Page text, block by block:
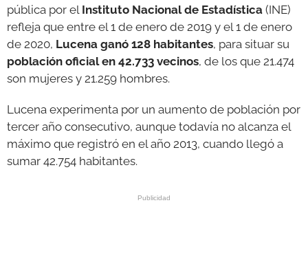
pública por el Instituto Nacional de Estadística (INE)
refleja que entre el 1 de enero de 2019 y el 1 de enero
de 2020, Lucena ganó 128 habitantes, para situar su
población oficial en 42.733 vecinos, de los que 21.474
son mujeres y 21.259 hombres.
Lucena experimenta por un aumento de población por
tercer año consecutivo, aunque todavía no alcanza el
máximo que registró en el año 2013, cuando llegó a
sumar 42.754 habitantes.